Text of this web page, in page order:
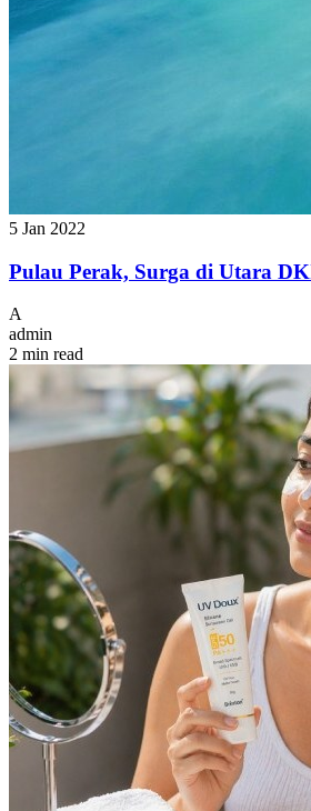
5 Jan 2022
Pulau Perak, Surga di Utara
A
admin
2 min read